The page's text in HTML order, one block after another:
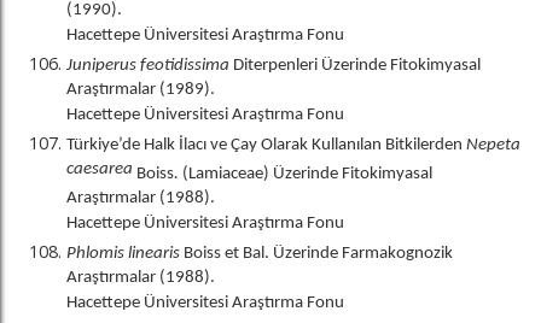
(1990).
Hacettepe Üniversitesi Araştırma Fonu
Juniperus feotidissima Diterpenleri Üzerinde Fitokimyasal
Araştırmalar (1989).
Hacettepe Üniversitesi Araştırma Fonu
Türkiye’de Halk İlacı ve Çay Olarak Kullanılan Bitkilerden Nepeta
caesarea Boiss. (Lamiaceae) Üzerinde Fitokimyasal
Araştırmalar (1988).
Hacettepe Üniversitesi Araştırma Fonu
Phlomis linearis Boiss et Bal. Üzerinde Farmakognozik
Araştırmalar (1988).
Hacettepe Üniversitesi Araştırma Fonu